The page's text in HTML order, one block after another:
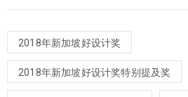
2018年新加坡好设计奖
2018年新加坡好设计奖特别提及奖